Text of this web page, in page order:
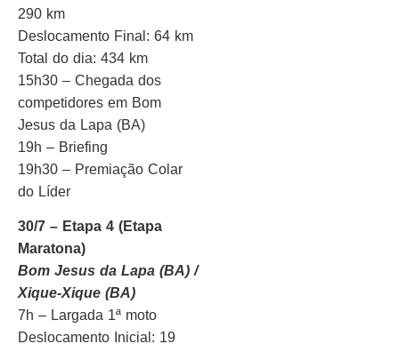
290 km
Deslocamento Final: 64 km
Total do dia: 434 km
15h30 – Chegada dos
competidores em Bom
Jesus da Lapa (BA)
19h – Briefing
19h30 – Premiação Colar
do Líder
30/7 – Etapa 4 (Etapa
Maratona)
Bom Jesus da Lapa (BA) /
Xique-Xique (BA)
7h – Largada 1ª moto
Deslocamento Inicial: 19